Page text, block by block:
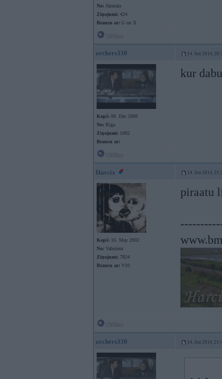
No: Jūrmala
Ziņojumi: 424
Braucu ar: G un X
archers330 14. Jun 2014,
Kopš: 06. Dec 2009
No: Rīga
Ziņojumi: 1002
Braucu ar:
kur
Harcix 14. Jun 2014,
Kopš: 16. May 2002
No: Valmiera
Ziņojumi: 7824
Braucu ar: V10
piraatu
archers330 14. Jun 2014,